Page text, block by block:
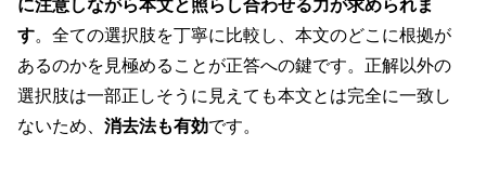
に注意しながら本文と照らし合わせる力が求められま
す。全ての選択肢を丁寧に比較し、本文のどこに根拠が
あるのかを見極めることが正答への鍵です。正解以外の
選択肢は一部正しそうに見えても本文とは完全に一致し
ないため、消去法も有効です。